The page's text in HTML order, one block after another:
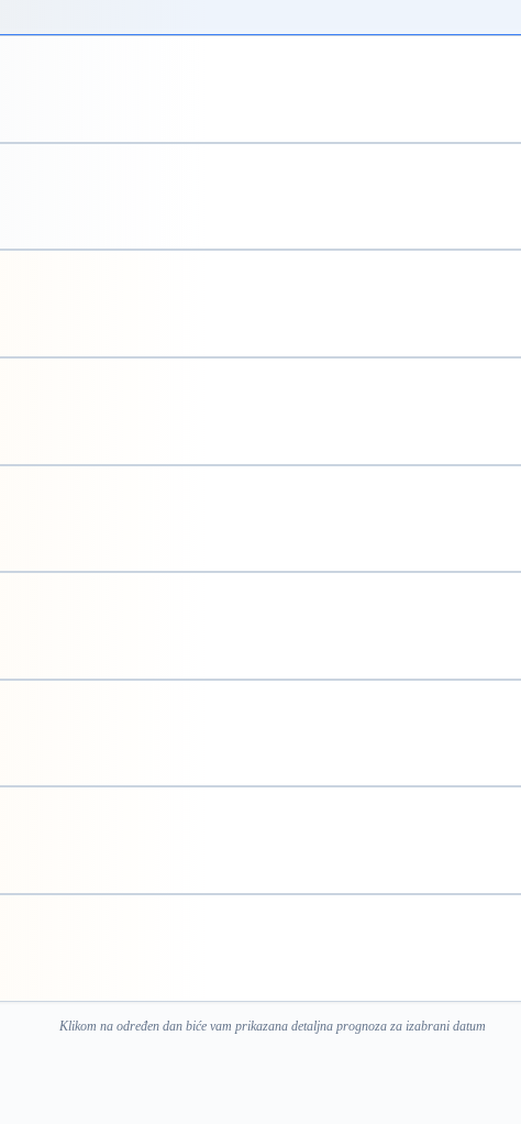
Klikom na određen dan biće vam prikazana detaljna prognoza za izabrani datum